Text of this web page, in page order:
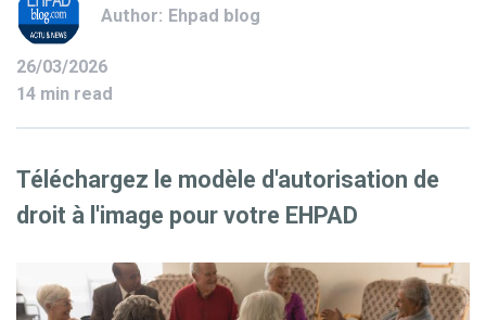
Author: Ehpad blog
26/03/2026
14 min read
Téléchargez le modèle d'autorisation de
droit à l'image pour votre EHPAD